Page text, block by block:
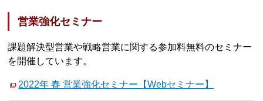
営業強化セミナー
課題解決型営業や戦略営業に関する参加料無料のセミナー
を開催しています。
2022年 春 営業強化セミナー【Webセミナー】